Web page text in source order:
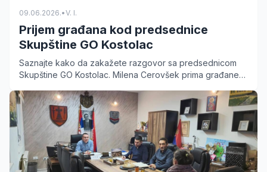
09.06.2026.•V. I.
Prijem građana kod predsednice
Skupštine GO Kostolac
Saznajte kako da zakažete razgovor sa predsednicom
Skupštine GO Kostolac. Milena Cerovšek prima građane